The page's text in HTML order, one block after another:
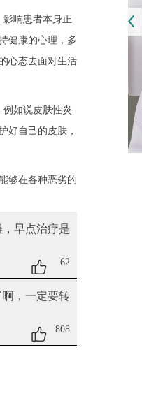
响患者本身正
健康的心理，多
心态去面对生活
如说皮肤性炎
好自己的皮肤，
够在各种恶劣的
早点治疗是
62
，一定要转
808